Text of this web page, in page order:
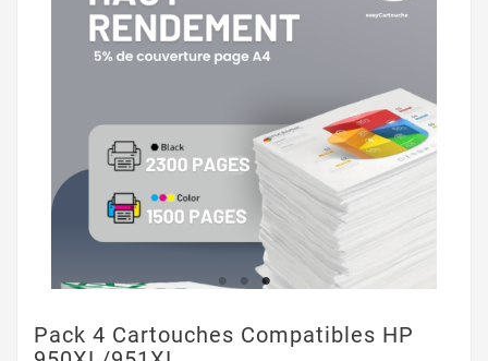
Pack 4 Cartouches Compatibles HP